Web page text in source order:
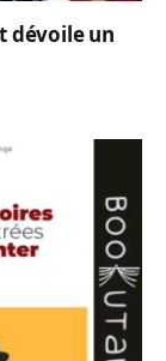
dévoile un